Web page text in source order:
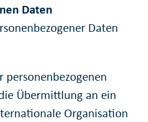
Daten
Daten
Übermittlung an ein
Organisation